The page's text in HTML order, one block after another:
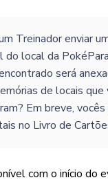
Treinador enviar
local da
será
de locais que
Em breve,
no Livro de
com o início do